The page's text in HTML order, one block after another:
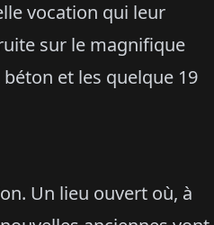
vocation qui leur
sur le magnifique
et les quelque 19
Un lieu ouvert où, à